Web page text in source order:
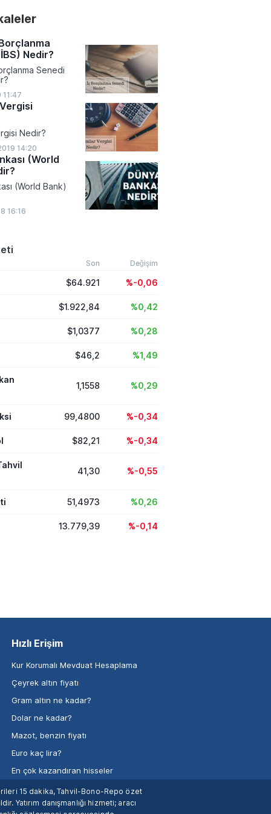
atık miktarını
yeni
ambalajlarından
kadar
aşamalı yasaklar
Nedir?
Senedi
11:47
Nedir?
14:20
(World
(World Bank)
16:16
Son Değişim
$64.921 %-0,06
$1.922,84 %0,42
$1,0377 %0,28
$46,2 %1,49
1,1558 %0,29
99,4800 %-0,34
$82,21 %-0,34
41,30 %-0,55
51,4973 %0,26
13.779,39 %-0,14
Hızlı Erişim
Kur Korumalı Mevduat Hesaplama
Çeyrek altın fiyatı
Gram altın ne kadar?
Dolar ne kadar?
Mazot, benzin fiyatı
Euro kaç lira?
En çok kazandıran hisseler
15 dakika, Tahvil-Bono-Repo özet
Yatırım danışmanlığı hizmeti; aracı